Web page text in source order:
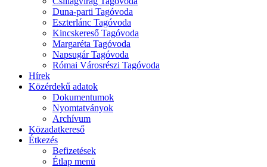
Duna-parti Tagóvoda
Eszterlánc Tagóvoda
Kincskereső Tagóvoda
Margaréta Tagóvoda
Napsugár Tagóvoda
Római Városrészi Tagóvoda
Hírek
Közérdekű adatok
Dokumentumok
Nyomtatványok
Archívum
Közadatkereső
Étkezés
Befizetések
Étlap menü